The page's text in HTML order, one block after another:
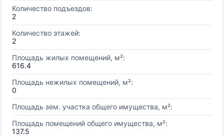
Количество подъездов:
2
Количество этажей:
2
Площадь жилых помещений, м²:
616.4
Площадь нежилых помещений, м²:
0
Площадь зем. участка общего имущества, м²:
Площадь помещений общего имущества, м²:
137.5